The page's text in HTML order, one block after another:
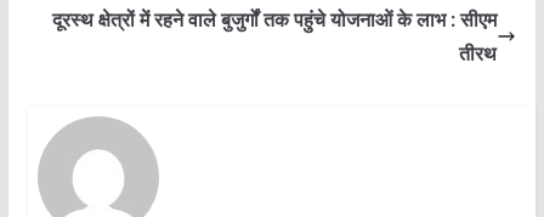
दूरस्थ क्षेत्रों में रहने वाले बुजुर्गों तक पहुंचे योजनाओं के लाभ : सीएम
तीरथ